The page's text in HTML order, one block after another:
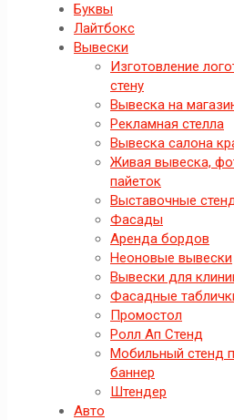
Буквы
Лайтбокс
Вывески
Изготовление
стену
Вывеска на
Рекламная стелла
Вывеска салона
Живая вывеска,
пайеток
Выставочные
Фасады
Аренда бордов
Неоновые вывески
Вывески для
Фасадные
Промостол
Ролл Ап Стенд
Мобильный стенд
баннер
Штендер
Авто